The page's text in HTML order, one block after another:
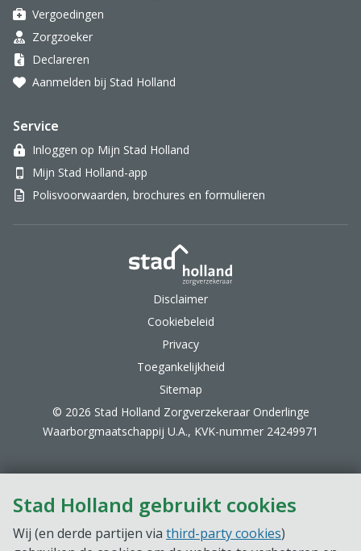
Stad Holland gebruikt cookies
Wij (en derde partijen via third-party cookies)
Vergoedingen
Zorgzoeker
Declareren
Aanmelden bij Stad Holland
Service
Inloggen op Mijn Stad Holland
Mijn Stad Holland-app
Polisvoorwaarden, brochures en formulieren
Disclaimer
Cookiebeleid
Privacy
Toegankelijkheid
Sitemap
© 2026 Stad Holland Zorgverzekeraar Onderlinge
Waarborgmaatschappij U.A., KVK-nummer 24249971